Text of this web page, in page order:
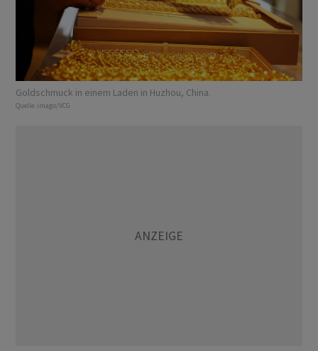
Goldschmuck in einem Laden in Huzhou, China.
Quelle: imago/VCG